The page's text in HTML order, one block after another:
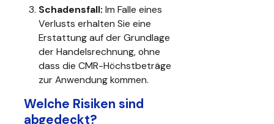
Schadensfall: Im Falle eines
Verlusts erhalten Sie eine
Erstattung auf der Grundlage
der Handelsrechnung, ohne
dass die CMR-Höchstbeträge
zur Anwendung kommen.
Welche Risiken sind
abgedeckt?